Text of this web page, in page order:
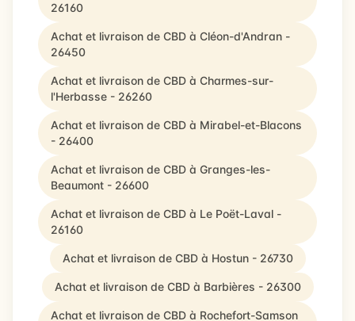
26160
Achat et livraison de CBD à Cléon-d'Andran -
26450
Achat et livraison de CBD à Charmes-sur-
l'Herbasse - 26260
Achat et livraison de CBD à Mirabel-et-Blacons
- 26400
Achat et livraison de CBD à Granges-les-
Beaumont - 26600
Achat et livraison de CBD à Le Poët-Laval -
26160
Achat et livraison de CBD à Hostun - 26730
Achat et livraison de CBD à Barbières - 26300
Achat et livraison de CBD à Rochefort-Samson